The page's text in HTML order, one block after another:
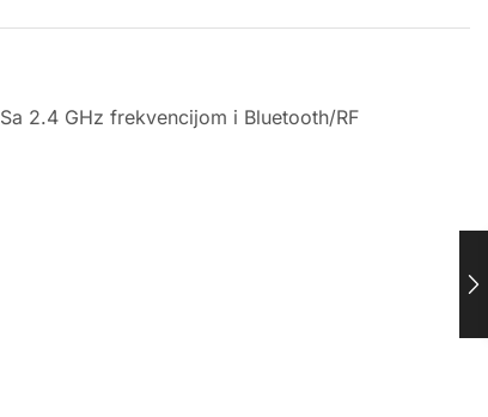
2.4 GHz frekvencijom i Bluetooth/RF